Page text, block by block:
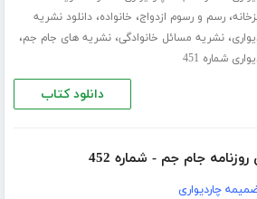
،رسم و رسوم ازدواج، خانواده،دانلود نشریه
،نشریه مسائل خانوادگی،نشریه های جام جم،
شماره 451
دانلود کتاب
جام جم - شماره 452
چاردیواری